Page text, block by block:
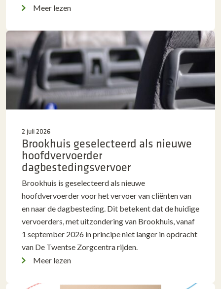
Meer lezen
2 juli 2026
Brookhuis geselecteerd als nieuwe
hoofdvervoerder
dagbestedingsvervoer
Brookhuis is geselecteerd als nieuwe
hoofdvervoerder voor het vervoer van cliënten van
en naar de dagbesteding. Dit betekent dat de huidige
vervoerders, met uitzondering van Brookhuis, vanaf
1 september 2026 in principe niet langer in opdracht
van De Twentse Zorgcentra rijden.
Meer lezen